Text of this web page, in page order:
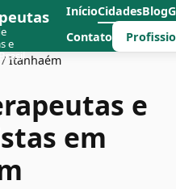
e
InícioCidadesBlog
Contato
/ Itanhaém
e
em